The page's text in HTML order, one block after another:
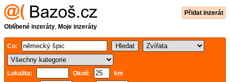
Přidat inzerát
Oblíbené inzeráty, Moje inzeráty
Co:
Lokalita: Okolí:
km